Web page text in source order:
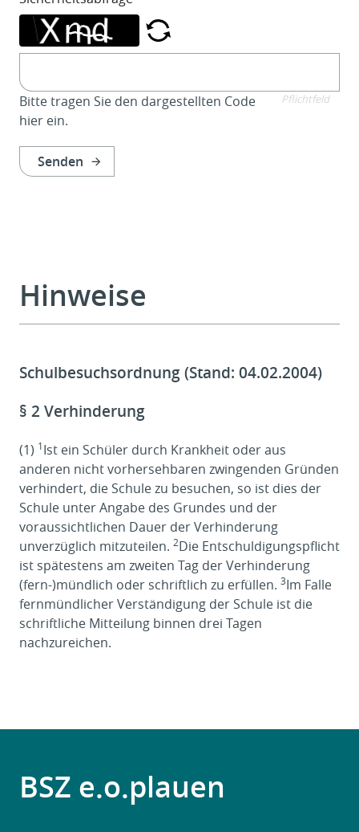
Pflichtfeld
Bitte tragen Sie den dargestellten Code
hier ein.
Senden
Hinweise
Schulbesuchsordnung (Stand: 04.02.2004)
§ 2 Verhinderung
(1) 1Ist ein Schüler durch Krankheit oder aus
anderen nicht vorhersehbaren zwingenden Gründen
verhindert, die Schule zu besuchen, so ist dies der
Schule unter Angabe des Grundes und der
voraussichtlichen Dauer der Verhinderung
unverzüglich mitzuteilen. 2Die Entschuldigungspflicht
ist spätestens am zweiten Tag der Verhinderung
(fern-)mündlich oder schriftlich zu erfüllen. 3Im Falle
fernmündlicher Verständigung der Schule ist die
schriftliche Mitteilung binnen drei Tagen
nachzureichen.
BSZ e.o.plauen